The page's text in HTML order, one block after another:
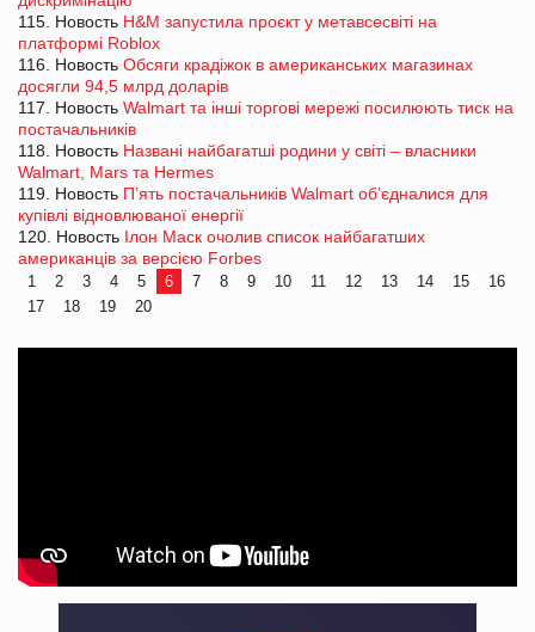
115. Новость H&M запустила проєкт у метавсесвіті на
платформі Roblox
116. Новость Обсяги крадіжок в американських магазинах
досягли 94,5 млрд доларів
117. Новость Walmart та інші торгові мережі посилюють тиск на
постачальників
118. Новость Названі найбагатші родини у світі – власники
Walmart, Mars та Hermes
119. Новость П’ять постачальників Walmart об’єдналися для
купівлі відновлюваної енергії
120. Новость Ілон Маск очолив список найбагатших
американців за версією Forbes
1 2 3 4 5 6 7 8 9 10 11 12 13 14 15
16
17
18 19 20